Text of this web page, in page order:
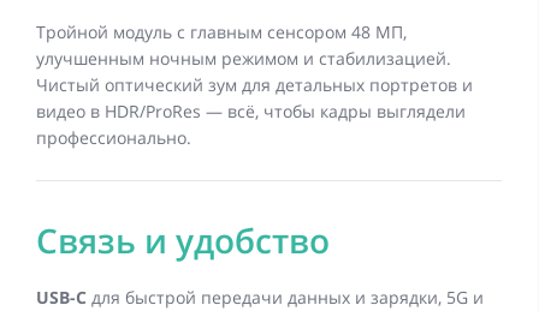
Тройной модуль с главным сенсором 48 МП,
улучшенным ночным режимом и стабилизацией.
Чистый оптический зум для детальных портретов и
видео в HDR/ProRes — всё, чтобы кадры выглядели
профессионально.
Связь и удобство
USB-C для быстрой передачи данных и зарядки, 5G и